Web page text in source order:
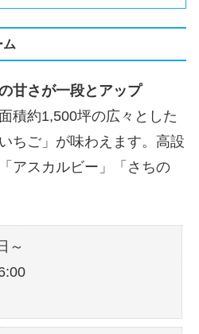
ム
甘さが一段とアップ
積約1,500坪の広々とした
ちご」が味わえます。高設
アスカルビー」「さちの
～